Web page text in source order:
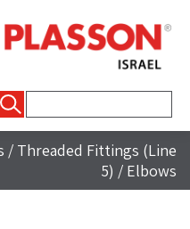
/ Threaded Fittings (Line
5) / Elbows